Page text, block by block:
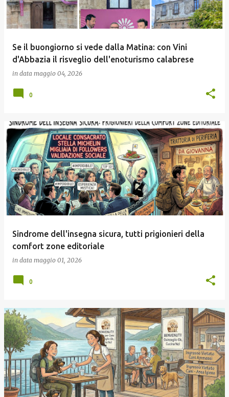
Se il buongiorno si vede dalla Matina: con Vini
d'Abbazia il risveglio dell'enoturismo calabrese
in data maggio 04, 2026
0
Sindrome dell'insegna sicura, tutti prigionieri della
comfort zone editoriale
in data maggio 01, 2026
0